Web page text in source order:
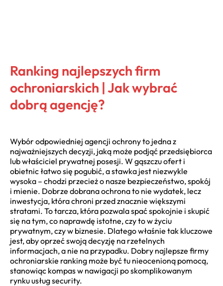
Ranking najlepszych firm
ochroniarskich | Jak wybrać
dobrą agencję?
Wybór odpowiedniej agencji ochrony to jedna z
najważniejszych decyzji, jaką może podjąć przedsiębiorca
lub właściciel prywatnej posesji. W gąszczu ofert i
obietnic łatwo się pogubić, a stawka jest niezwykle
wysoka – chodzi przecież o nasze bezpieczeństwo, spokój
i mienie. Dobrze dobrana ochrona to nie wydatek, lecz
inwestycja, która chroni przed znacznie większymi
stratami. To tarcza, która pozwala spać spokojnie i skupić
się na tym, co naprawdę istotne, czy to w życiu
prywatnym, czy w biznesie. Dlatego właśnie tak kluczowe
jest, aby oprzeć swoją decyzję na rzetelnych
informacjach, a nie na przypadku. Dobry najlepsze firmy
ochroniarskie ranking może być tu nieocenioną pomocą,
stanowiąc kompas w nawigacji po skomplikowanym
rynku usług security.